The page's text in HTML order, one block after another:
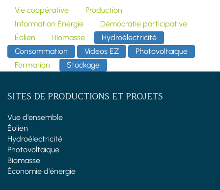
Vie coopérative
Production
Information Énergie
Démocratie participative
Éolien
Biomasse
Hydroélectricité
Consommation
Videos EZ
Photovoltaïque
Formation
Stockage
SITES DE PRODUCTIONS ET PROJETS
Vue d'ensemble
Éolien
Hydroélectricité
Photovoltaïque
Biomasse
Économie d'énergie